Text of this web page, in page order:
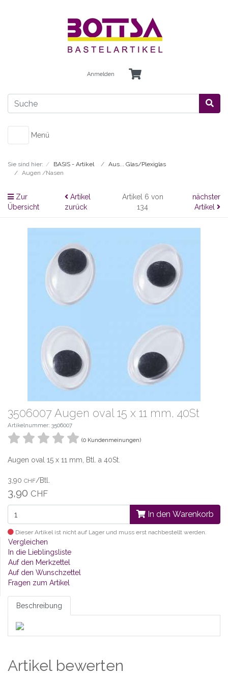
Anmelden
Menü
Sie sind hier: BASIS - Artikel
Aus... Glas/Plexiglas
Augen /Nasen
Zur
Übersicht
Artikel
zurück
Artikel 6 von
134
nächster
Artikel
3506007 Augen oval 15 x 11 mm, 40St
Artikelnummer: 3506007
(0 Kundenmeinungen)
Augen oval 15 x 11 mm, Btl. a 40St.
3,90 CHF/Btl.
3,90 CHF
In den Warenkorb
Dieser Artikel ist nicht auf Lager und muss erst nachbestellt werden.
Vergleichen
In die Lieblingsliste
Auf den Merkzettel
Auf den Wunschzettel
Fragen zum Artikel
Beschreibung
Artikel bewerten